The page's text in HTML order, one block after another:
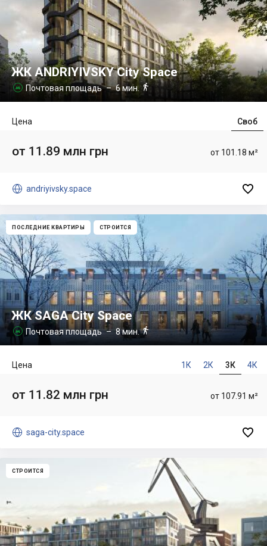
ЖК ANDRIYIVSKY City Space
 Почтовая площадь– 6 мин. 
Своб
Цена
от 101.18 м²
от 11.89 млн грн
 andriyivsky.space 
ПОСЛЕДНИЕ КВАРТИРЫ СТРОИТСЯ
ЖК SAGA City Space
 Почтовая площадь– 8 мин.
1К 2К 3К 4К
Цена
от 107.91 м²
от 11.82 млн грн
 saga-city.space 
СТРОИТСЯ